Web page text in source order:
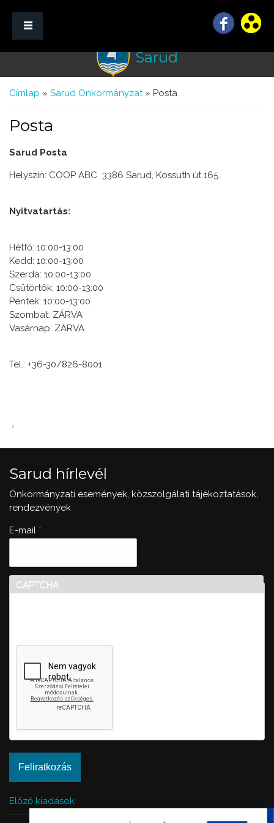
Sarud
Jelenlegi hely
Címlap » Sarud Önkormányzat» Posta
Posta
Sarud Posta
Helyszín: COOP ABC 3386 Sarud, Kossuth út 165.
Nyitvatartás:
Hétfő: 10:00-13:00
Kedd: 10:00-13:00
Szerda: 10:00-13:00
Csütörtök: 10:00-13:00
Péntek: 10:00-13:00
Szombat: ZÁRVA
Vasárnap: ZÁRVA
Tel.: +36-30/826-8001
Sarud hírlevél
Önkormányzati események, közszolgálati tájékoztatások,
rendezvények
E-mail *
CAPTCHA
Előző kiadások